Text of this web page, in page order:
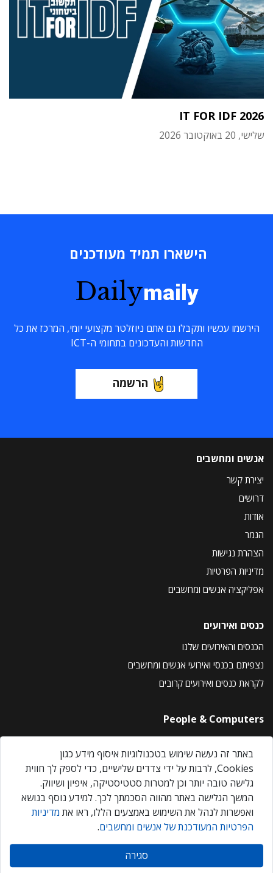
IT FOR IDF 2026
שלישי, 20 באוקטובר 2026
הישארו תמיד מעודכנים
Dailymaily
הירשמו עכשיו ותקבלו גם אתם ניוזלטר מקצועי יומי, המרכז את כל
החדשות והעדכונים בתחומי ה-ICT
הרשמה
אנשים ומחשבים
יצירת קשר
דרושים
אודות
הנמר
הצהרת נגישות
מדיניות הפרטיות
אפליקציה אנשים ומחשבים
כנסים ואירועים
הכנסים והאירועים שלנו
נצפיתם בכנסי ואירועי אנשים ומחשבים
לקראת כנסים ואירועים קרובים
People & Computers
About Us
Privacy Policy
Contact Us
Our Events
אנשים ומחשבים © 2026 – כל הזכויות שמורות
באתר זה נעשה שימוש בטכנולוגיות איסוף מידע כגון
Cookies, לרבות על ידי צדדים שלישיים, כדי לספק לך חווית
גלישה טובה יותר וכן למטרות סטטיסטיקה, איפיון ושיווק.
המשך הגלישה באתר מהווה הסכמתך לכך. למידע נוסף בנושא
ואפשרות לנהל את השימוש באמצעים הללו, ראו את מדיניות
הפרטיות המעודכנת של אנשים ומחשבים.
סגירה